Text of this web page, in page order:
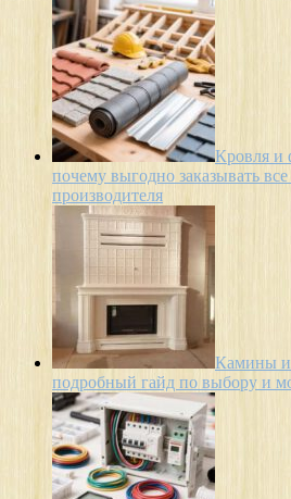
Кровля и
почему выгодно заказывать
производителя
Камины
подробный гайд по выбору и